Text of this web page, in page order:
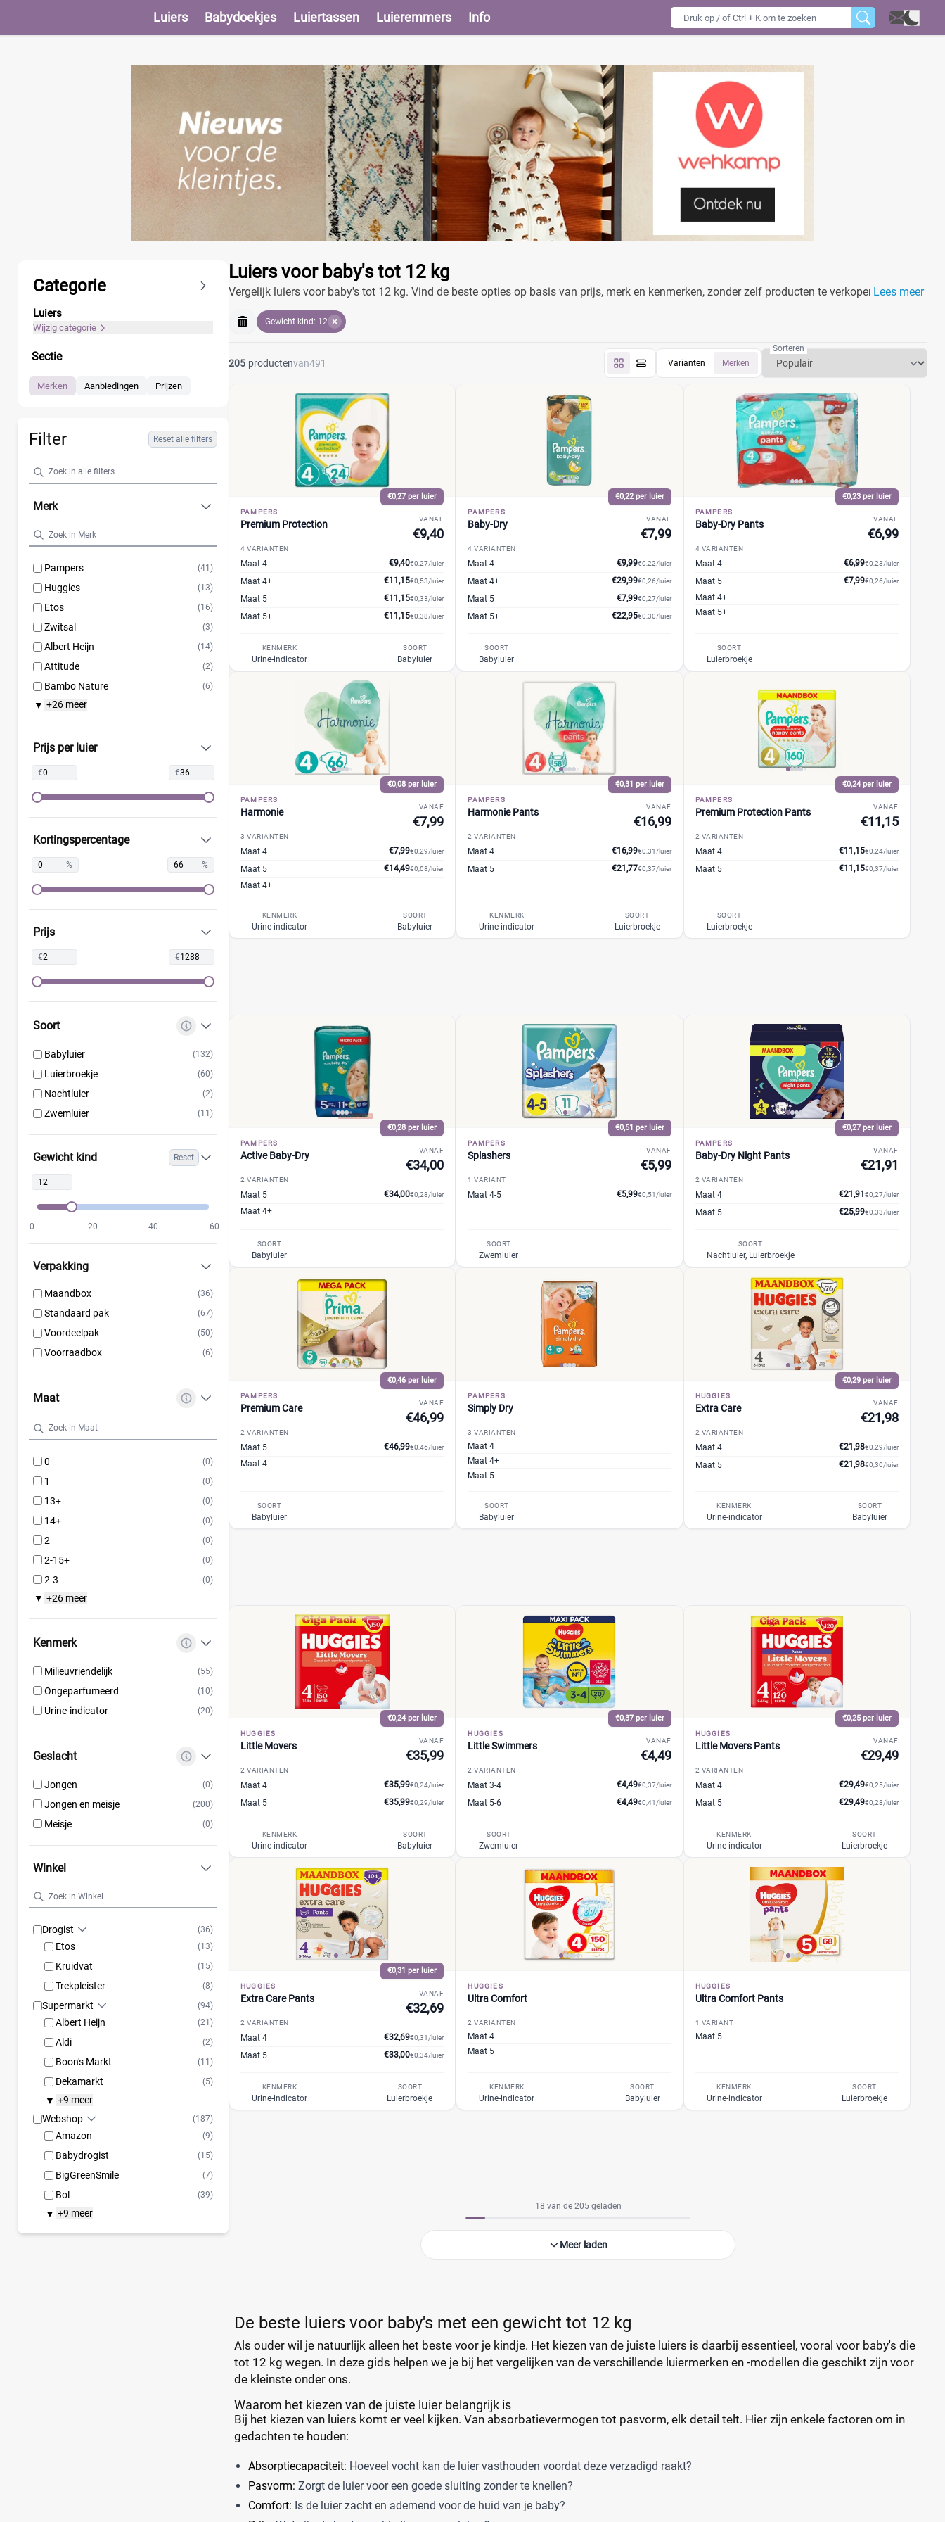
Luiers Babydoekjes Luiertassen Luieremmers Info
Categorie
Luiers
Wijzig categorie
Sectie
Merken Aanbiedingen Prijzen
Filter Reset alle filters
Merk
Pampers (41)
Huggies (13)
Etos (16)
Zwitsal (3)
Albert Heijn (14)
Attitude (2)
Bambo Nature (6)
Bebino
Bonbébé (5)
Bumblies (4)
Confy (4)
(11)
Europrofit (2)
GhaZoo (2)
(6)
Lupilu
Magics (4)
Mamia (3)
Muumi (5)
Pura (0)
Rascal + Friends (2)
SweetCare (6)
Teddy Care (2)
Toujours (4)
Trekpleister
▼ +26 meer
Prijs per luier
€ €
Kortingspercentage
% %
Prijs
€ €
Soort
Babyluier (132)
Luierbroekje (60)
Nachtluier (2)
Zwemluier (11)
Gewicht kind Reset
0 20 40 60
Verpakking
Maandbox (36)
Standaard pak (67)
Voordeelpak (50)
Voorraadbox (6)
Maat
0 (0)
1 (0)
13+ (0)
14+ (0)
2 (0)
2-15+ (0)
2-3 (0)
▼ +26 meer
Kenmerk
Milieuvriendelijk (55)
Ongeparfumeerd (10)
Urine-indicator (20)
Geslacht
Jongen (0)
Jongen en meisje (200)
Meisje (0)
Winkel
Drogist (36)
Etos (13)
Kruidvat (15)
Trekpleister (8)
Supermarkt (94)
Albert Heijn (21)
Aldi (2)
Boon's Markt (11)
Dekamarkt (5)
▼ +9 meer
Webshop
(187)
Amazon (9)
Babydrogist (15)
BigGreenSmile (7)
Bol (39)
▼ +9 meer
Luiers voor baby's tot 12 kg
Vergelijk luiers voor baby's tot 12 kg. Vind de beste opties op basis van prijs, merk en kenmerken, zonder zelf producten te verkopen.Lees meer
Producten
Gewicht kind: 12
205 productenvan491 Varianten Merken
Sorteren
€0,27 per luier
PAMPERS
Premium Protection VANAF
€9,40
4 VARIANTEN
Maat 4 €9,40€0,27/luier
Maat 4+ €11,15€0,53/luier
Maat 5 €11,15€0,33/luier
Maat 5+ €11,15€0,38/luier
KENMERK
Urine-indicator
SOORT
Babyluier
€0,22 per luier
PAMPERS
Baby-Dry VANAF
€7,99
4 VARIANTEN
Maat 4 €9,99€0,22/luier
Maat 4+ €29,99€0,26/luier
Maat 5 €7,99€0,27/luier
Maat 5+ €22,95€0,30/luier
SOORT
Babyluier
€0,23 per luier
PAMPERS
Baby-Dry Pants VANAF
€6,99
4 VARIANTEN
Maat 4 €6,99€0,23/luier
Maat 5 €7,99€0,26/luier
Maat 4+
Maat 5+
SOORT
Luierbroekje
€0,08 per luier
PAMPERS
Harmonie VANAF
€7,99
3 VARIANTEN
Maat 4 €7,99€0,29/luier
Maat 5 €14,49€0,08/luier
Maat 4+
KENMERK
Urine-indicator
SOORT
Babyluier
€0,31 per luier
PAMPERS
Harmonie Pants VANAF
€16,99
2 VARIANTEN
Maat 4 €16,99€0,31/luier
Maat 5 €21,77€0,37/luier
KENMERK
Urine-indicator
SOORT
Luierbroekje
€0,24 per luier
PAMPERS
Premium Protection Pants VANAF
€11,15
2 VARIANTEN
Maat 4 €11,15€0,24/luier
Maat 5 €11,15€0,37/luier
SOORT
Luierbroekje
€0,28 per luier
PAMPERS
Active Baby-Dry VANAF
€34,00
2 VARIANTEN
Maat 5 €34,00€0,28/luier
Maat 4+
SOORT
Babyluier
€0,51 per luier
PAMPERS
Splashers VANAF
€5,99
1 VARIANT
Maat 4-5 €5,99€0,51/luier
SOORT
Zwemluier
€0,27 per luier
PAMPERS
Baby-Dry Night Pants VANAF
€21,91
2 VARIANTEN
Maat 4 €21,91 €0,27/luier
Maat 5 €25,99€0,33/luier
SOORT
Nachtluier, Luierbroekje
€0,46 per luier
PAMPERS
Premium Care VANAF
€46,99
2 VARIANTEN
Maat 5 €46,99€0,46/luier
Maat 4
SOORT
Babyluier
PAMPERS
Simply Dry
3 VARIANTEN
Maat 4
Maat 4+
Maat 5
SOORT
Babyluier
€0,29 per luier
HUGGIES
Extra Care VANAF
€21,98
2 VARIANTEN
Maat 4 €21,98€0,29/luier
Maat 5 €21,98€0,30/luier
KENMERK
Urine-indicator
SOORT
Babyluier
€0,24 per luier
HUGGIES
Little Movers VANAF
€35,99
2 VARIANTEN
Maat 4 €35,99€0,24/luier
Maat 5 €35,99€0,29/luier
KENMERK
Urine-indicator
SOORT
Babyluier
€0,37 per luier
HUGGIES
Little Swimmers VANAF
€4,49
2 VARIANTEN
Maat 3-4 €4,49€0,37/luier
Maat 5-6 €4,49€0,41/luier
SOORT
Zwemluier
€0,25 per luier
HUGGIES
Little Movers Pants VANAF
€29,49
2 VARIANTEN
Maat 4 €29,49€0,25/luier
Maat 5 €29,49€0,28/luier
KENMERK
Urine-indicator
SOORT
Luierbroekje
€0,31 per luier
HUGGIES
Extra Care Pants VANAF
€32,69
2 VARIANTEN
Maat 4 €32,69€0,31/luier
Maat 5 €33,00€0,34/luier
KENMERK
Urine-indicator
SOORT
Luierbroekje
HUGGIES
Ultra Comfort
2 VARIANTEN
Maat 4
Maat 5
KENMERK
Urine-indicator
SOORT
Babyluier
HUGGIES
Ultra Comfort Pants
1 VARIANT
Maat 5
KENMERK
Urine-indicator
SOORT
Luierbroekje
18 van de 205 geladen
Meer laden
De beste luiers voor baby's met een gewicht tot 12 kg
Als ouder wil je natuurlijk alleen het beste voor je kindje. Het kiezen van de juiste luiers is daarbij essentieel, vooral voor baby's die
tot 12 kg wegen. In deze gids helpen we je bij het vergelijken van de verschillende luiermerken en -modellen die geschikt zijn voor
de kleinste onder ons.
Waarom het kiezen van de juiste luier belangrijk is
Bij het kiezen van luiers komt er veel kijken. Van absorbatievermogen tot pasvorm, elk detail telt. Hier zijn enkele factoren om in
gedachten te houden:
Absorptiecapaciteit: Hoeveel vocht kan de luier vasthouden voordat deze verzadigd raakt?
Pasvorm: Zorgt de luier voor een goede sluiting zonder te knellen?
Comfort: Is de luier zacht en ademend voor de huid van je baby?